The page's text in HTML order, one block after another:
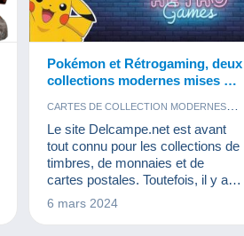
Pokémon et Rétrogaming, deux
collections modernes mises à
CARTES DE COLLECTION MODERNES
JEUX
Le site Delcampe.net est avant
tout connu pour les collections de
timbres, de monnaies et de
cartes postales. Toutefois, il y a
de nombreuses autres collections
6 mars 2024